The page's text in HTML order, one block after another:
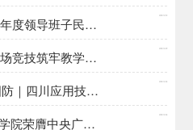
民建四川省委会召开2025年度领导班子民主生活会 2025/12/30
会理职校1600余名师生同场竞技筑牢教学质量线 2025/12/29
弘扬红色精神 青春筑盾国防｜四川应用技术职业学院举办2025年国防教育演讲比赛 2025/12/26
祝贺！四川应用技术职业学院荣膺中央广电总台国际在线教育大会“2025年度职业教育影响力品牌”荣誉称号 2025/12/26